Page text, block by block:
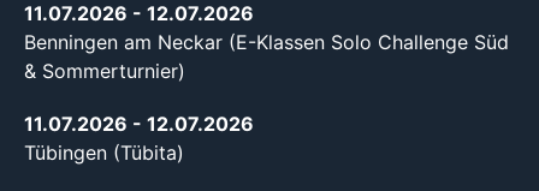
11.07.2026 - 12.07.2026
Benningen am Neckar (E-Klassen Solo Challenge Süd
& Sommerturnier)
11.07.2026 - 12.07.2026
Tübingen (Tübita)